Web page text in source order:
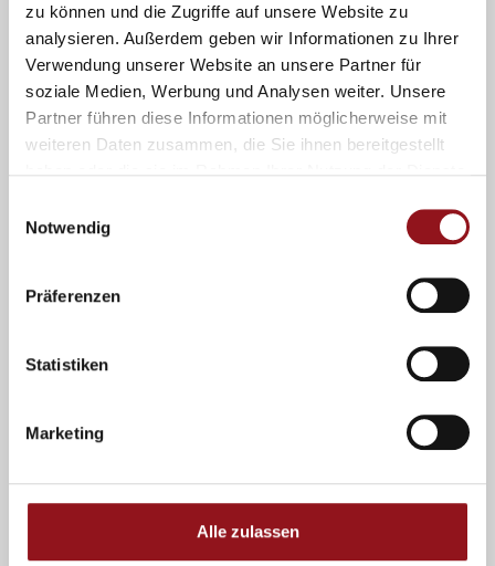
zu können und die Zugriffe auf unsere Website zu
analysieren. Außerdem geben wir Informationen zu Ihrer
Verwendung unserer Website an unsere Partner für
soziale Medien, Werbung und Analysen weiter. Unsere
Partner führen diese Informationen möglicherweise mit
weiteren Daten zusammen, die Sie ihnen bereitgestellt
Notwendig
Präferenzen
Statistiken
Marketing
Alle zulassen
Video 3/6 – Anita’s Rückblick
Anitas Einblicke: Ein Herz für Tiere im dritten Pfötler-Film! Antia’s
Reise nach Tirana – Teil 3 von 7 Der dritte Film unserer Pfötler-
Serie ist da! Dieses Mal nimmt uns Anita
Video 2/6 – Alex Rückblick
Ein Rückblick der bewegt: Alex‘ Reise nach Tirana – Teil 2 von 7
Was hat Alex auf seiner Reise mit den Pfötlern erlebt? In
unserem zweiten Video taucht er ein